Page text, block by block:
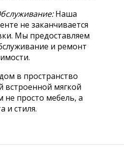
Наша
не заканчивается
Мы предоставляем
и ремонт
в пространство
встроенной мягкой
не просто мебель, а
и стиля.